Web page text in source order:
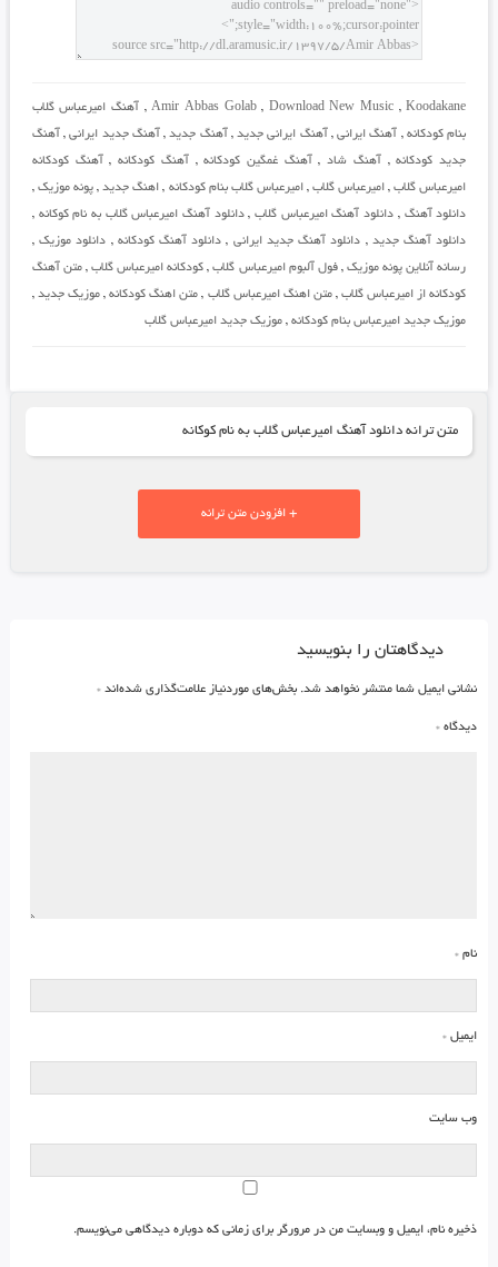
Amir Abbas Golab, Download New Music,Koodakane
, آهنگ امیرعباس گلاب
بنام کودکانه, آهنگ ایرانی, آهنگ ایرانی جدید, آهنگ جدید, آهنگ جدید ایرانی, آهنگ
جدید کودکانه, آهنگ شاد, آهنگ غمگین کودکانه, آهنگ کودکانه, آهنگ کودکانه
امیرعباس گلاب, امیرعباس گلاب ,امیرعباس گلاب بنام کودکانه , اهنگ جدید, پونه موزیک ,
دانلود آهنگ , دانلود آهنگ امیرعباس گلاب,دانلود آهنگ امیرعباس گلاب به نام کوکانه ,
دانلود آهنگ جدید , دانلود آهنگ جدید ایرانی , دانلود آهنگ کودکانه , دانلود موزیک,
رسانه آنلاین پونه موزیک ,فول آلبوم امیرعباس گلاب, کودکانه امیرعباس گلاب,متن آهنگ
کودکانه از امیرعباس گلاب ,متن اهنگ امیرعباس گلاب , متن اهنگ کودکانه, موزیک جدید ,
موزیک جدید امیرعباس بنام کودکانه, موزیک جدید امیرعباس گلاب
متن ترانه دانلود آهنگ امیرعباس گلاب به نام کوکانه
+ افزودن متن ترانه
دیدگاهتان را بنویسید
نشانی ایمیل شما منتشر نخواهد شد. بخش‌های موردنیاز علامت‌گذاری شده‌اند *
دیدگاه *
نام *
ایمیل *
وب‌ سایت
ذخیره نام، ایمیل و وبسایت من در مرورگر برای زمانی که دوباره دیدگاهی می‌نویسم.